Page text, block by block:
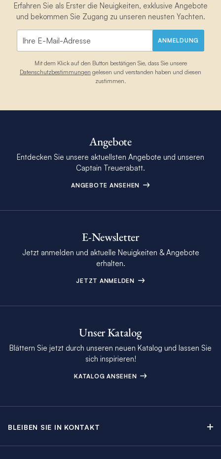
Erfahren Sie als Erster die Neuigkeiten, exklusive Angebote
und bekommen Sie Zugang zu unseren neusten Yachten.
ANMELDUNG
Mit dem Klick auf den Button bestätigen Sie, dass Sie unsere
Datenschutzbestimmungen gelesen und verstanden haben und diesen
zustimmen.
Angebote
Entdecken Sie unsere aktuellsten Angebote und unseren
Captain Treuerabatt.
ANGEBOTE ANSEHEN
E-Newsletter
Jetzt anmelden und aktuelle Neuigkeiten & Angebote
erhalten.
JETZT ANMELDEN
Unser Katalog
Blättern Sie jetzt durch unseren neuen Katalog und lassen Sie
sich inspirieren!
KATALOG ANSEHEN
BLEIBEN SIE IN KONTAKT